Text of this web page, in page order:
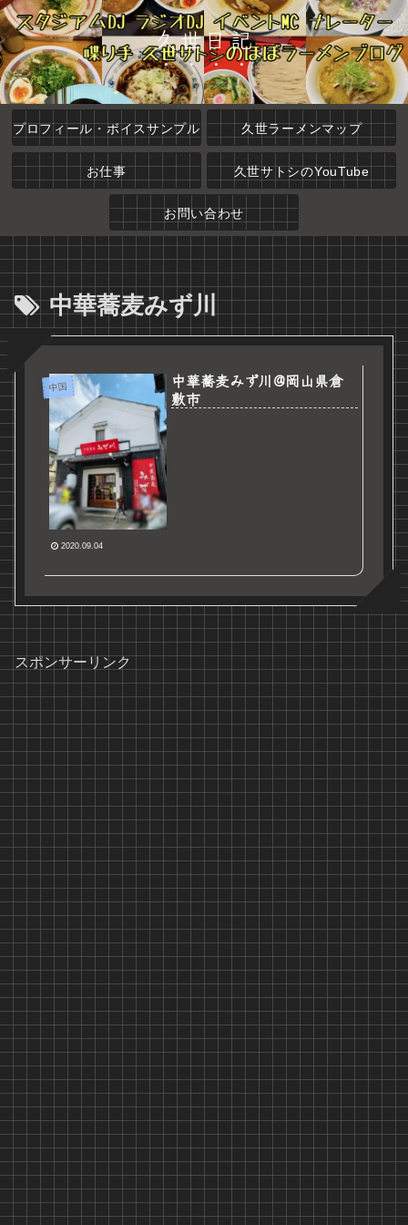
久世日記
プロフィール・ボイスサンプル 久世ラーメンマップ
お仕事 久世サトシのYouTube
お問い合わせ
中華蕎麦みず川
中国
中華蕎麦みず川@岡山県倉
敷市
2020.09.04
スポンサーリンク